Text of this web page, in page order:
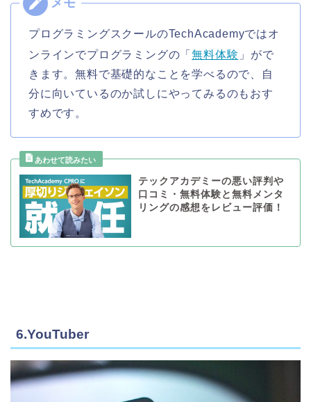
プログラミングスクールのTechAcademyではオ
ンラインでプログラミングの「無料体験 」がで
きます。無料で基礎的なことを学べるので、自
分に向いているのか試しにやってみるのもおす
すめです。
テックアカデミーの悪い評判や
口コミ・無料体験と無料メンタ
リングの感想をレビュー評価！
6.YouTuber